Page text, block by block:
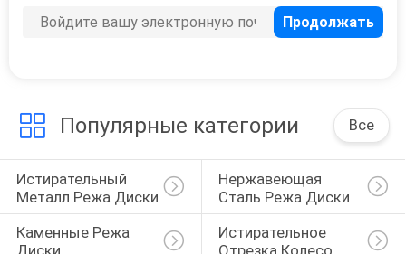
Популярные категории Все
Истирательный
Металл Режа Диски
Нержавеющая
Сталь Режа Диски
Каменные Режа
Истирательное